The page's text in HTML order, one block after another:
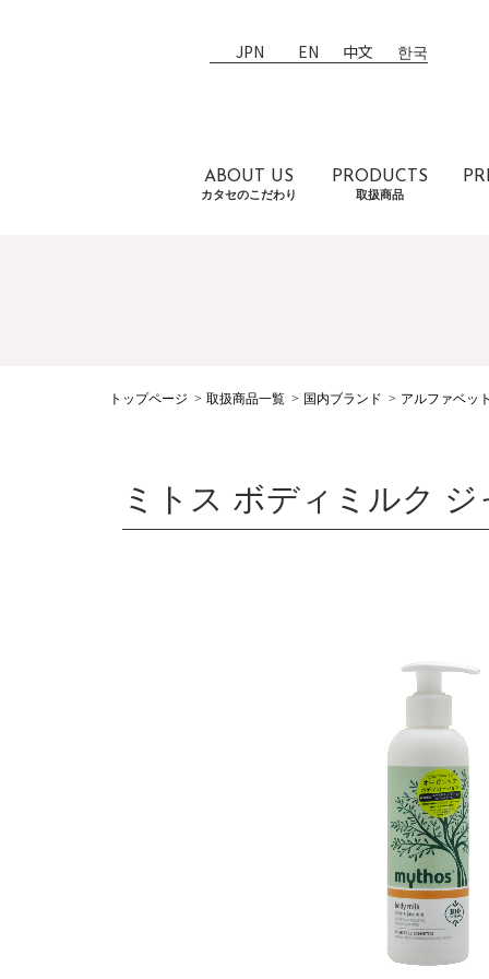
JPN EN 中文 한국
ABOUT US
カタセのこだわり
PRODUCTS
取扱商品
トップページ 取扱商品一覧 国内ブランド アルファベッ
ミトス ボディミルク ジ